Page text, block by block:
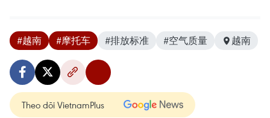
#越南 #摩托车 #排放标准 #空气质量 越南
Theo dõi VietnamPlus